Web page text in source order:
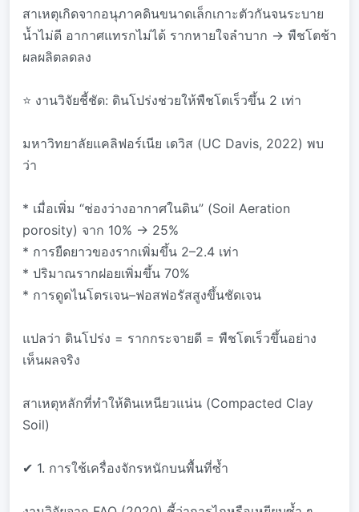
สาเหตุเกิดจากอนุภาคดินขนาดเล็กเกาะตัวกันจนระบาย
น้ำไม่ดี อากาศแทรกไม่ได้ รากหายใจลำบาก → พืชโตช้า
ผลผลิตลดลง
⭐ งานวิจัยชี้ชัด: ดินโปร่งช่วยให้พืชโตเร็วขึ้น 2 เท่า
มหาวิทยาลัยแคลิฟอร์เนีย เดวิส (UC Davis, 2022) พบ
ว่า
* เมื่อเพิ่ม “ช่องว่างอากาศในดิน” (Soil Aeration
porosity) จาก 10% → 25%
* การยืดยาวของรากเพิ่มขึ้น 2–2.4 เท่า
* ปริมาณรากฝอยเพิ่มขึ้น 70%
* การดูดไนโตรเจน–ฟอสฟอรัสสูงขึ้นชัดเจน
แปลว่า ดินโปร่ง = รากกระจายดี = พืชโตเร็วขึ้นอย่าง
เห็นผลจริง
สาเหตุหลักที่ทำให้ดินเหนียวแน่น (Compacted Clay
Soil)
✔ 1. การใช้เครื่องจักรหนักบนพื้นที่ซ้ำ